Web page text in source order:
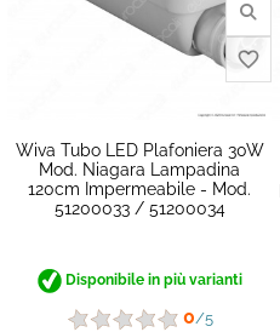
Wiva Tubo LED Plafoniera 30W
Mod. Niagara Lampadina
120cm Impermeabile - Mod.
51200033 / 51200034
Disponibile in più varianti
0/5